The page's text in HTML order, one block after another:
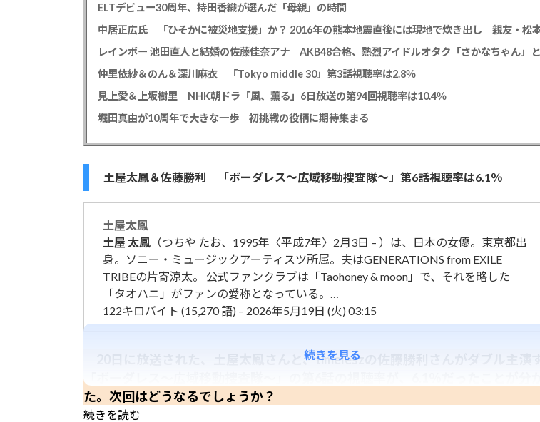
ELTデビュー30周年、持田香織が選んだ「母親」の時間
仲里依紗＆のん＆深川麻衣 「Tokyo middle 30」第3話視聴率は2.8％
見上愛＆上坂樹里 NHK朝ドラ「風、薫る」6日放送の第94回視聴率は10.4％
堀田真由が10周年で大きな一歩 初挑戦の役柄に期待集まる
土屋太鳳＆佐藤勝利 「ボーダレス～広域移動捜査隊～」第6話視聴率は6.1％
土屋太鳳
土屋 太鳳 （つちや たお、1995年〈平成7年〉2月3日 – ）は、日本の女優。東京都出
身。ソニー・ミュージックアーティスツ所属。夫はGENERATIONS from EXILE
TRIBEの片寄涼太。 公式ファンクラブは「Taohoney & moon」で、それを略した
「タオハニ」がファンの愛称となっている。…
122キロバイト (15,270 語) – 2026年5月19日 (火) 03:15
20日に放送された、土屋太鳳さんと、timeleszの佐藤勝利さんがダブル主演
「ボーダレス～広域移動捜査隊～」の第6話の視聴率が、6.1％だったことが分
た。次回はどうなるでしょうか？
続きを読む
続きを見る